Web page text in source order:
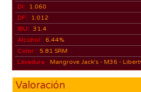
DI:
1.060
DF:
1.012
IBU: 31.4
Alcohol:
6.44%
Color:
5.81 SRM
Levadura: Mangrove Jack's - M36 -
Valoración